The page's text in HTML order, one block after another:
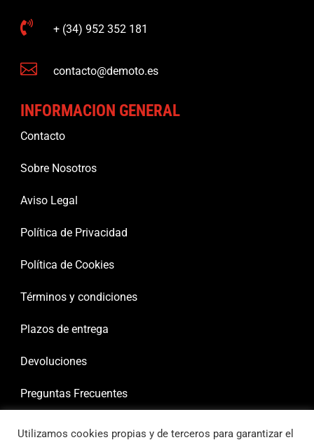
 + (34) 952 352 181
 contacto@demoto.es
INFORMACION GENERAL
Contacto
Sobre Nosotros
Aviso Legal
Política de Privacidad
Política de Cookies
Términos y condiciones
Plazos de entrega
Devoluciones
Preguntas Frecuentes
Utilizamos cookies propias y de terceros para garantizar el